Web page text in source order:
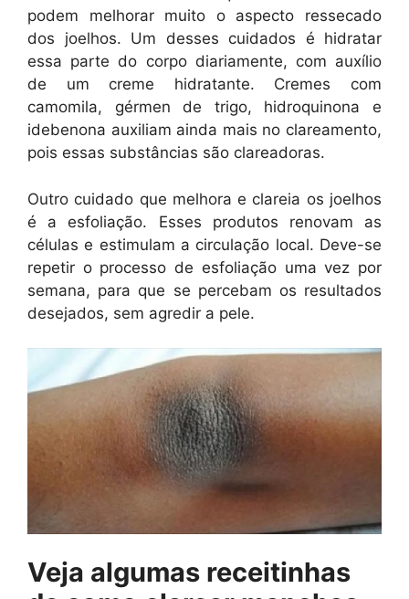
podem melhorar muito o aspecto ressecado
dos joelhos. Um desses cuidados é hidratar
essa parte do corpo diariamente, com auxílio
de um creme hidratante. Cremes com
camomila, gérmen de trigo, hidroquinona e
idebenona auxiliam ainda mais no clareamento,
pois essas substâncias são clareadoras.
Outro cuidado que melhora e clareia os joelhos
é a esfoliação. Esses produtos renovam as
células e estimulam a circulação local. Deve-se
repetir o processo de esfoliação uma vez por
semana, para que se percebam os resultados
desejados, sem agredir a pele.
Veja algumas receitinhas